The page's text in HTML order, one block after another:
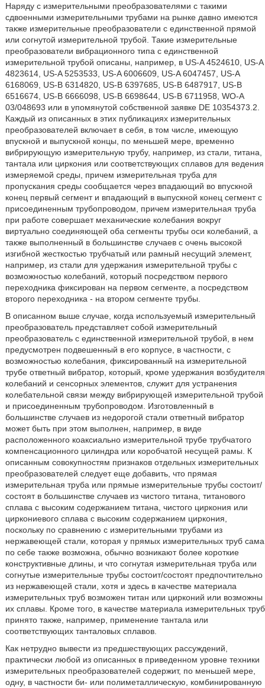
Наряду с измерительными преобразователями с такими
сдвоенными измерительными трубами на рынке давно имеются
также измерительные преобразователи с единственной прямой
или согнутой измерительной трубой. Такие измерительные
преобразователи вибрационного типа с единственной
измерительной трубой описаны, например, в US-A 4524610, US-A
4823614, US-A 5253533, US-A 6006609, US-A 6047457, US-A
6168069, US-B 6314820, US-B 6397685, US-B 6487917, US-B
6516674, US-B 6666098, US-B 6698644, US-B 6711958, WO-A
03/048693 или в упомянутой собственной заявке DE 10354373.2.
Каждый из описанных в этих публикациях измерительных
преобразователей включает в себя, в том числе, имеющую
впускной и выпускной концы, по меньшей мере, временно
вибрирующую измерительную трубу, например, из стали, титана,
тантала или циркония или соответствующих сплавов для ведения
измеряемой среды, причем измерительная труба для
пропускания среды сообщается через впадающий во впускной
конец первый сегмент и впадающий в выпускной конец сегмент с
присоединенным трубопроводом, причем измерительная труба
при работе совершает механические колебания вокруг
виртуально соединяющей оба сегменты трубы оси колебаний, а
также выполненный в большинстве случаев с очень высокой
изгибной жесткостью трубчатый или рамный несущий элемент,
например, из стали для удержания измерительной трубы с
возможностью колебаний, который посредством первого
переходника фиксирован на первом сегменте, а посредством
второго переходника - на втором сегменте трубы.
В описанном выше случае, когда используемый измерительный
преобразователь представляет собой измерительный
преобразователь с единственной измерительной трубой, в нем
предусмотрен подвешенный в его корпусе, в частности, с
возможностью колебания, фиксированный на измерительной
трубе ответный вибратор, который, кроме удержания возбудителя
колебаний и сенсорных элементов, служит для устранения
колебательной связи между вибрирующей измерительной трубой
и присоединенным трубопроводом. Изготовленный в
большинстве случаев из недорогой стали ответный вибратор
может быть при этом выполнен, например, в виде
расположенного коаксиально измерительной трубе трубчатого
компенсационного цилиндра или коробчатой несущей рамы. К
описанным совокупностям признаков отдельных измерительных
преобразователей следует еще добавить, что прямая
измерительная труба или прямые измерительные трубы состоит/
состоят в большинстве случаев из чистого титана, титанового
сплава с высоким содержанием титана, чистого циркония или
циркониевого сплава с высоким содержанием циркония,
поскольку по сравнению с измерительными трубами из
нержавеющей стали, которая у прямых измерительных труб сама
по себе также возможна, обычно возникают более короткие
конструктивные длины, и что согнутая измерительная труба или
согнутые измерительные трубы состоит/состоят предпочтительно
из нержавеющей стали, хотя и здесь в качестве материала
измерительных труб возможен титан или цирконий или возможны
их сплавы. Кроме того, в качестве материала измерительных труб
принято также, например, применение тантала или
соответствующих танталовых сплавов.
Как нетрудно вывести из предшествующих рассуждений,
практически любой из описанных в приведенном уровне техники
измерительных преобразователей содержит, по меньшей мере,
одну, в частности би- или полиметаллическую, комбинированную